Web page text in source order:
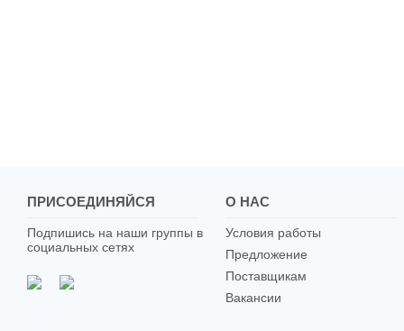
ПРИСОЕДИНЯЙСЯ
Подпишись на наши группы в
социальных сетях
О НАС
Условия работы
Предложение
Поставщикам
Вакансии